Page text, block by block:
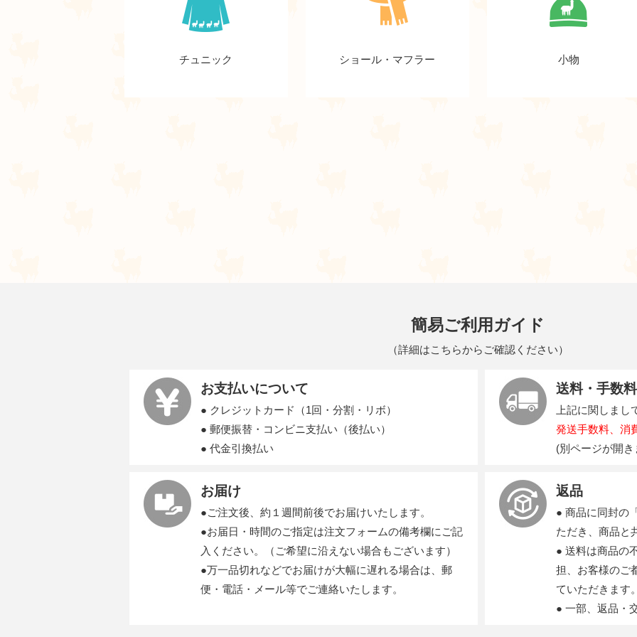
チュニック ショール・マフラー 小物
簡易ご利用ガイド
（詳細はこちらからご確認ください）
お支払いについて
● クレジットカード（1回・分割・リボ）
● 郵便振替・コンビニ支払い（後払い）
● 代金引換払い
送料・手数
上記に関しま
発送手数料、消
(別ページが開き
お届け
●ご注文後、約１週間前後でお届けいたします。
●お届日・時間のご指定は注文フォームの備考欄にご記
入ください。（ご希望に沿えない場合もございます）
●万一品切れなどでお届けが大幅に遅れる場合は、郵
便・電話・メール等でご連絡いたします。
返品
● 商品に同封の
ただき、商品と
● 送料は商品の
担、お客様のご
ていただきます
● 一部、返品・